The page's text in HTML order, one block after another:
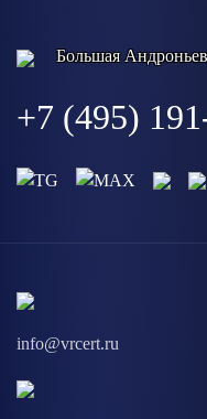
Большая
+7 (495)
info@vrcert.ru